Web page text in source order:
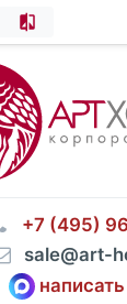
⠀+7 (495)
⠀sale@art-